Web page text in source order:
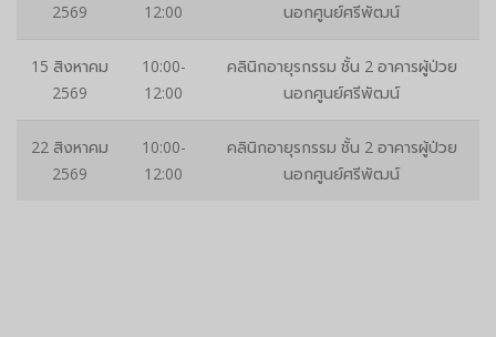
2569
12:00
นอกศูนย์ศรีพัฒน์
15 สิงหาคม
2569
10:00-
12:00
คลินิกอายุรกรรม ชั้น 2 อาคารผู้ป่วย
นอกศูนย์ศรีพัฒน์
22 สิงหาคม
2569
10:00-
12:00
คลินิกอายุรกรรม ชั้น 2 อาคารผู้ป่วย
นอกศูนย์ศรีพัฒน์